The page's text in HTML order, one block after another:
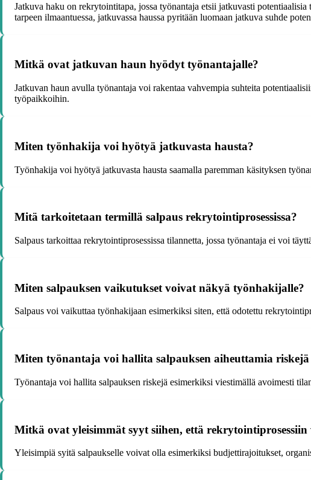
Jatkuva haku on rekrytointitapa, jossa työnantaja etsii jatkuvasti
tarpeen ilmaantuessa, jatkuvassa haussa pyritään luomaan jatkuva suhde
Mitkä ovat jatkuvan haun hyödyt työnantajalle?
Jatkuvan haun avulla työnantaja voi rakentaa vahvempia suhteita
työpaikkoihin.
Miten työnhakija voi hyötyä jatkuvasta hausta?
Työnhakija voi hyötyä jatkuvasta hausta saamalla paremman käsityksen
Mitä tarkoitetaan termillä salpaus rekrytointiprosessissa?
Salpaus tarkoittaa rekrytointiprosessissa tilannetta, jossa työnantaja ei voi
Miten salpauksen vaikutukset voivat näkyä työnhakijalle?
Salpaus voi vaikuttaa työnhakijaan esimerkiksi siten, että odotettu
Miten työnantaja voi hallita salpauksen aiheuttamia riskejä
Työnantaja voi hallita salpauksen riskejä esimerkiksi viestimällä avoimesti
Mitkä ovat yleisimmät syyt siihen, että rekrytointiprosessiin
Yleisimpiä syitä salpaukselle voivat olla esimerkiksi budjettirajoitukset,